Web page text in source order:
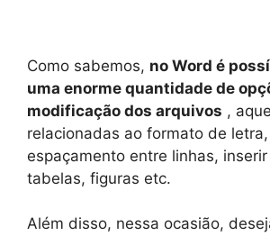
Como sabemos, no Word é
uma enorme quantidade de
modificação dos arquivos ,
relacionadas ao formato de
espaçamento entre linhas,
tabelas, figuras etc.
Além disso, nessa ocasião,